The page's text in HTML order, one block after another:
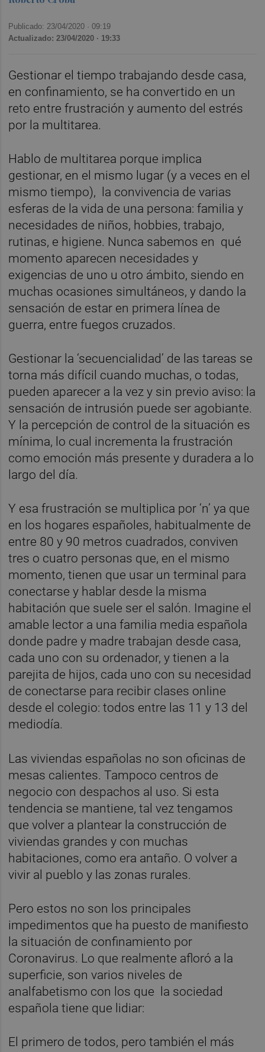
Publicado: 23/04/2020 ·09:19
Actualizado: 23/04/2020 · 19:33
Gestionar el tiempo trabajando desde casa,
en confinamiento, se ha convertido en un
reto entre frustración y aumento del estrés
por la multitarea.
Hablo de multitarea porque implica
gestionar, en el mismo lugar (y a veces en el
mismo tiempo), la convivencia de varias
esferas de la vida de una persona: familia y
necesidades de niños, hobbies, trabajo,
rutinas, e higiene. Nunca sabemos en qué
momento aparecen necesidades y
exigencias de uno u otro ámbito, siendo en
muchas ocasiones simultáneos, y dando la
sensación de estar en primera línea de
guerra, entre fuegos cruzados.
Gestionar la ‘secuencialidad’ de las tareas se
torna más difícil cuando muchas, o todas,
pueden aparecer a la vez y sin previo aviso: la
sensación de intrusión puede ser agobiante.
Y la percepción de control de la situación es
mínima, lo cual incrementa la frustración
como emoción más presente y duradera a lo
largo del día.
Y esa frustración se multiplica por ‘n’ ya que
en los hogares españoles, habitualmente de
entre 80 y 90 metros cuadrados, conviven
tres o cuatro personas que, en el mismo
momento, tienen que usar un terminal para
conectarse y hablar desde la misma
habitación que suele ser el salón. Imagine el
amable lector a una familia media española
donde padre y madre trabajan desde casa,
cada uno con su ordenador, y tienen a la
parejita de hijos, cada uno con su necesidad
de conectarse para recibir clases online
desde el colegio: todos entre las 11 y 13 del
mediodía.
Las viviendas españolas no son oficinas de
mesas calientes. Tampoco centros de
negocio con despachos al uso. Si esta
tendencia se mantiene, tal vez tengamos
que volver a plantear la construcción de
viviendas grandes y con muchas
habitaciones, como era antaño. O volver a
vivir al pueblo y las zonas rurales.
Pero estos no son los principales
impedimentos que ha puesto de manifiesto
la situación de confinamiento por
Coronavirus. Lo que realmente afloró a la
superficie, son varios niveles de
analfabetismo con los que la sociedad
española tiene que lidiar:
El primero de todos, pero también el más